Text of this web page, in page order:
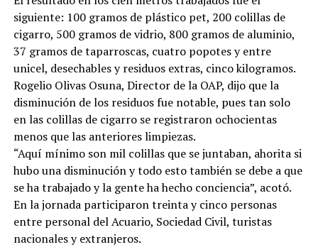
siguiente: 100 gramos de plástico pet, 200 colillas de
cigarro, 500 gramos de vidrio, 800 gramos de aluminio,
37 gramos de taparroscas, cuatro popotes y entre
unicel, desechables y residuos extras, cinco kilogramos.
Rogelio Olivas Osuna, Director de la OAP, dijo que la
disminución de los residuos fue notable, pues tan solo
en las colillas de cigarro se registraron ochocientas
menos que las anteriores limpiezas.
“Aquí mínimo son mil colillas que se juntaban, ahorita si
hubo una disminución y todo esto también se debe a que
se ha trabajado y la gente ha hecho conciencia”, acotó.
En la jornada participaron treinta y cinco personas
entre personal del Acuario, Sociedad Civil, turistas
nacionales y extranjeros.